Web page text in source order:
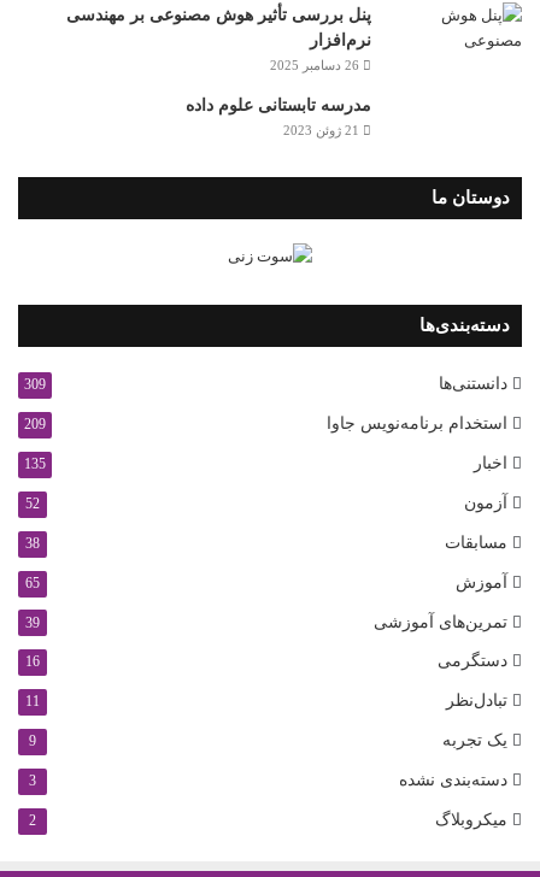
پنل بررسی تأثیر هوش مصنوعی بر مهندسی
نرم‌افزار
26 دسامبر 2025
مدرسه تابستانی علوم داده
21 ژوئن 2023
دوستان ما
دسته‌بندی‌ها
دانستنی‌ها 309
استخدام برنامه‌نویس جاوا 209
اخبار 135
آزمون 52
مسابقات 38
آموزش 65
تمرین‌های آموزشی 39
دستگرمی 16
تبادل‌نظر 11
یک تجربه 9
دسته‌بندی نشده 3
میکروبلاگ 2